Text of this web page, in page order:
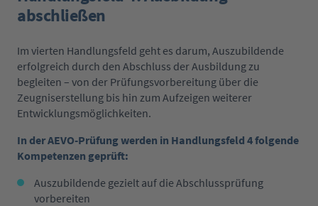
abschließen
Im vierten Handlungsfeld geht es darum, Auszubildende
erfolgreich durch den Abschluss der Ausbildung zu
begleiten – von der Prüfungsvorbereitung über die
Zeugniserstellung bis hin zum Aufzeigen weiterer
Entwicklungsmöglichkeiten.
In der AEVO-Prüfung werden in Handlungsfeld 4 folgende
Kompetenzen geprüft:
Auszubildende gezielt auf die Abschlussprüfung
vorbereiten